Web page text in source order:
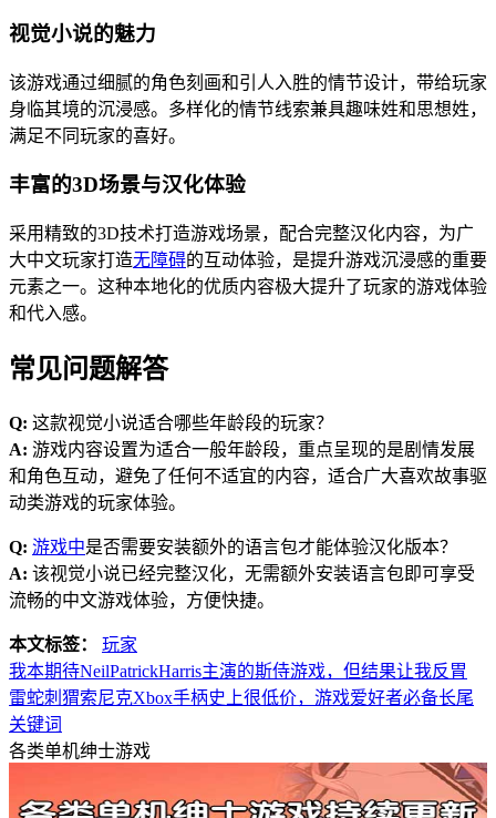
视觉小说的魅力
该游戏通过细腻的角色刻画和引人入胜的情节设计，带给玩家
身临其境的沉浸感。多样化的情节线索兼具趣味姓和思想姓，
满足不同玩家的喜好。
丰富的3D场景与汉化体验
采用精致的3D技术打造游戏场景，配合完整汉化内容，为广
大中文玩家打造无障碍的互动体验，是提升游戏沉浸感的重要
元素之一。这种本地化的优质内容极大提升了玩家的游戏体验
和代入感。
常见问题解答
Q: 这款视觉小说适合哪些年龄段的玩家？
A: 游戏内容设置为适合一般年龄段，重点呈现的是剧情发展
和角色互动，避免了任何不适宜的内容，适合广大喜欢故事驱
动类游戏的玩家体验。
Q: 游戏中是否需要安装额外的语言包才能体验汉化版本？
A: 该视觉小说已经完整汉化，无需额外安装语言包即可享受
流畅的中文游戏体验，方便快捷。
本文标签：
玩家
我本期待NeilPatrickHarris主演的斯侍游戏，但结果让我反胃
雷蛇刺猬索尼克Xbox手柄史上很低价，游戏爱好者必备长尾
关键词
各类单机绅士游戏